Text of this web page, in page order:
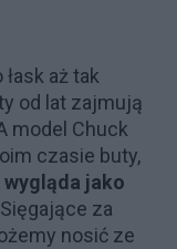
aż tak
od lat zajmują
model Chuck
czasie buty,
jako
za
nosić ze